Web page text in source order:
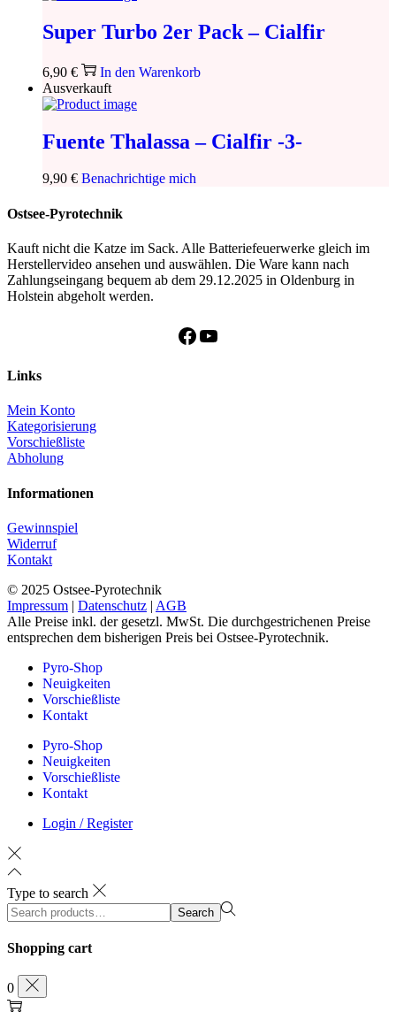
Super Turbo 2er Pack – Cialfir
6,90 €
In den Warenkorb
Ausverkauft
Fuente Thalassa – Cialfir -3-
9,90 € Benachrichtige mich
Ostsee-Pyrotechnik
Kauft nicht die Katze im Sack. Alle Batteriefeuerwerke gleich im
Herstellervideo ansehen und auswählen. Die Ware kann nach
Zahlungseingang bequem ab dem 29.12.2025 in Oldenburg in
Holstein abgeholt werden.
Facebook
YouTube
Links
Mein Konto
Kategorisierung
Vorschießliste
Abholung
Informationen
Gewinnspiel
Widerruf
Kontakt
© 2025 Ostsee-Pyrotechnik
Impressum | Datenschutz | AGB
Alle Preise inkl. der gesetzl. MwSt. Die durchgestrichenen Preise
entsprechen dem bisherigen Preis bei Ostsee-Pyrotechnik.
Pyro-Shop
Neuigkeiten
Vorschießliste
Kontakt
Pyro-Shop
Neuigkeiten
Vorschießliste
Kontakt
Login / Register
Type to search
Search
for:>
Search
Shopping cart
0